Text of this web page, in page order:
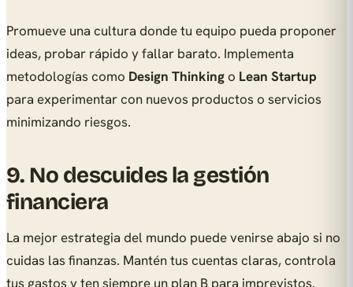
Promueve una cultura donde tu equipo pueda proponer
ideas, probar rápido y fallar barato. Implementa
metodologías como Design Thinkingo Lean Startup
para experimentar con nuevos productos o servicios
minimizando riesgos.
9. No descuides la gestión
financiera
La mejor estrategia del mundo puede venirse abajo si no
cuidas las finanzas. Mantén tus cuentas claras, controla
tus gastos y ten siempre un plan B para imprevistos.